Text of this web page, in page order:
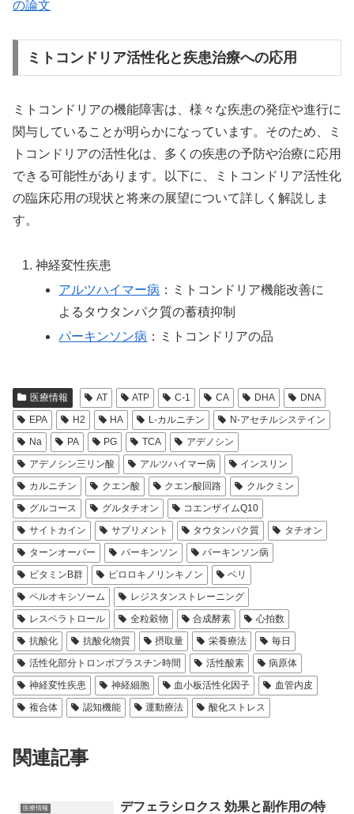
の論文
ミトコンドリア活性化と疾患治療への応用
ミトコンドリアの機能障害は、様々な疾患の発症や進行に
関与していることが明らかになっています。そのため、ミ
トコンドリアの活性化は、多くの疾患の予防や治療に応用
できる可能性があります。以下に、ミトコンドリア活性化
の臨床応用の現状と将来の展望について詳しく解説しま
す。
神経変性疾患
アルツハイマー病 ：ミトコンドリア機能改善に
よるタウタンパク質の蓄積抑制
パーキンソン病 ：ミトコンドリアの品
医療情報 AT ATP C-1 CA DHA
DNA
EPA
H2 HA L-カルニチン
N-アセチルシステイン
Na
PA PG TCA
アデノシン
アデノシン三リン酸
アルツハイマー病
インスリン
カルニチン
クエン酸 クエン酸回路
クルクミン
グルコース
グルタチオン
コエンザイムQ10
サイトカイン
サプリメント タウタンパク質
タチオン
ターンオーバー
パーキンソン
パーキンソン病
ビタミンB群
ピロロキノリンキノン
ベリ
ペルオキシソーム
レジスタンストレーニング
レスベラトロール
全粒穀物 合成酵素
心拍数
抗酸化
抗酸化物質 摂取量 栄養療法
毎日
活性化部分トロンボプラスチン時間
活性酸素
病原体
神経変性疾患
神経細胞 血小板活性化因子
血管内皮
複合体
認知機能 運動療法 酸化ストレス
関連記事
医療情報
デフェラシロクス 効果と副作用の特